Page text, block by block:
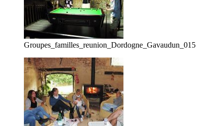
Groupes_familles_reunion_Dordogne_Gavaudun_015